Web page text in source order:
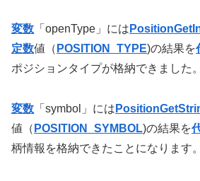
変数 「openType」には
定数値（ POSITION_TYPE)の結果を
ポジションタイプが格納できました。
変数 「symbol」には
値（ POSITION_SYMBOL)の結果を
柄情報を格納できたことになります。